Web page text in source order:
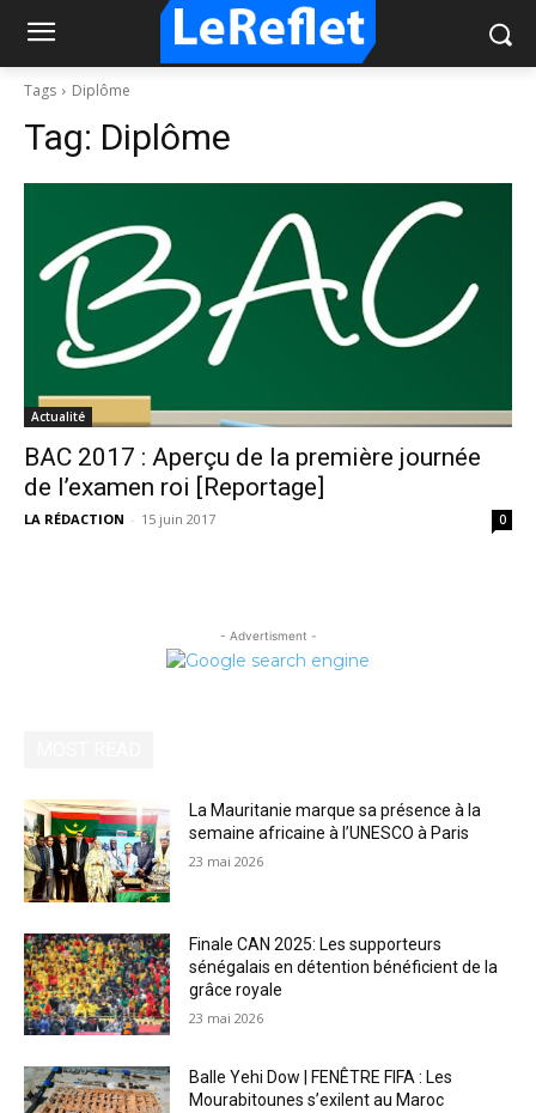
Tags Diplôme
Tag: Diplôme
Actualité
BAC 2017 : Aperçu de la première journée
de l’examen roi [Reportage]
LA RÉDACTION - 15 juin 2017 0
- Advertisment -
La Mauritanie marque sa présence à la
semaine africaine à l’UNESCO à Paris
23 mai 2026
Finale CAN 2025: Les supporteurs
sénégalais en détention bénéficient de la
grâce royale
23 mai 2026
Balle Yehi Dow | FENÊTRE FIFA : Les
Mourabitounes s’exilent au Maroc